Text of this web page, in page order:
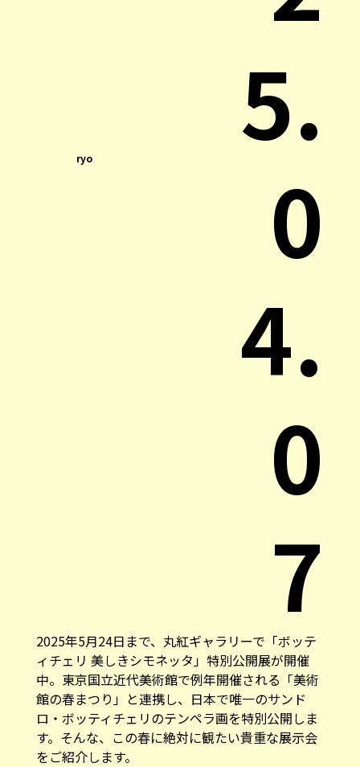
ryo
5.
0
4.
0
7
2025年5月24日まで、丸紅ギャラリーで「ボッテ
ィチェリ 美しきシモネッタ」特別公開展が開催
中。東京国立近代美術館で例年開催される「美術
館の春まつり」と連携し、日本で唯一のサンド
ロ・ボッティチェリのテンペラ画を特別公開しま
す。そんな、この春に絶対に観たい貴重な展示会
をご紹介します。